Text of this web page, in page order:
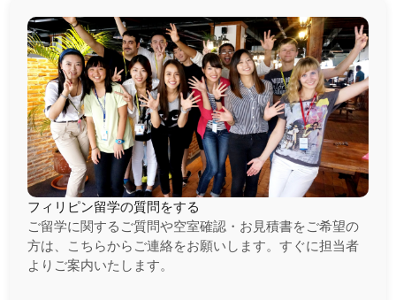
フィリピン留学の質問をする
ご留学に関するご質問や空室確認・お見積書をご希望の
方は、こちらからご連絡をお願いします。すぐに担当者
よりご案内いたします。